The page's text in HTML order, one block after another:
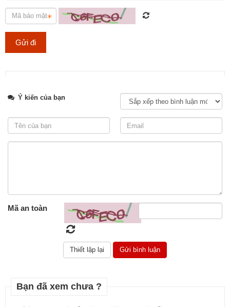
Ý kiến của bạn
Mã an toàn
Bạn đã xem chưa ?
của bạn
Lựa chọn Đá ốp nhà tắm mẫu 2018 đẹp và sang trọng